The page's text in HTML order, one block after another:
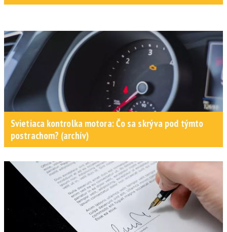
Svietiaca kontrolka motora: Čo sa skrýva pod týmto
postrachom? (archív)